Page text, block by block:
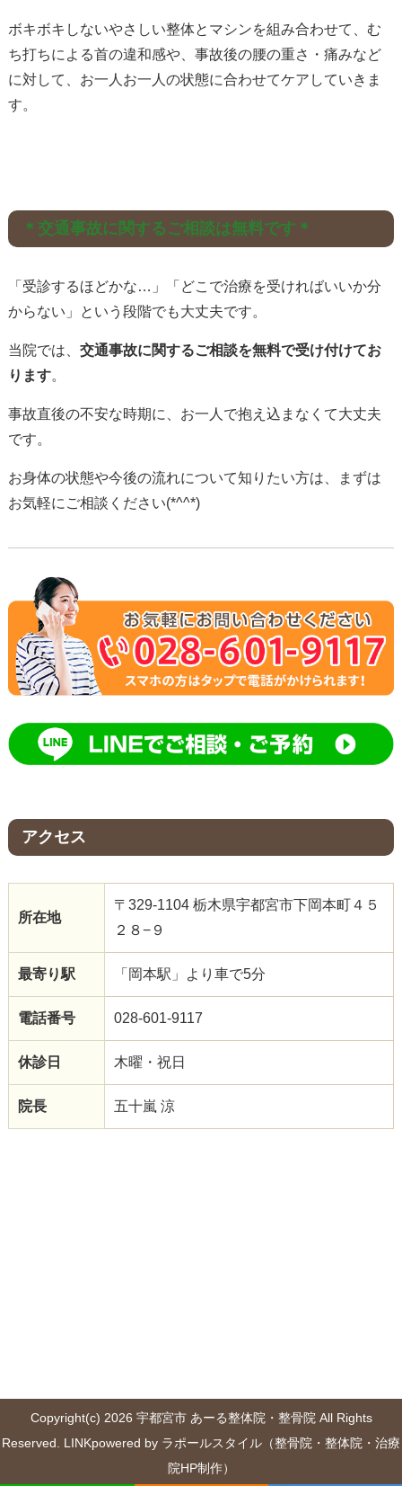
ボキボキしないやさしい整体とマシンを組み合わせて、む
ち打ちによる首の違和感や、事故後の腰の重さ・痛みなど
に対して、お一人お一人の状態に合わせてケアしていきま
す。
＊交通事故に関するご相談は無料です＊
「受診するほどかな…」「どこで治療を受ければいいか分
からない」という段階でも大丈夫です。
当院では、 交通事故に関するご相談を無料で受け付けてお
ります。
事故直後の不安な時期に、お一人で抱え込まなくて大丈夫
です。
お身体の状態や今後の流れについて知りたい方は、まずは
お気軽にご相談ください(*^^*)
アクセス
所在地
〒329-1104 栃木県宇都宮市下岡本町４５
２８−９
最寄り駅 「岡本駅」より車で5分
電話番号 028-601-9117
休診日 木曜・祝日
院長 五十嵐 涼
Copyright(c) 2026 宇都宮市 あーる整体院・整骨院 All Rights
Reserved. LINKpowered by ラポールスタイル（整骨院・整体院・治療
院HP制作）